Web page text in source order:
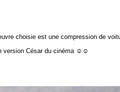
choisie est une compression de
version César du cinéma ☺☺